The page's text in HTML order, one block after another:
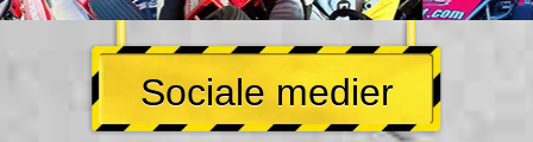
Sociale medier